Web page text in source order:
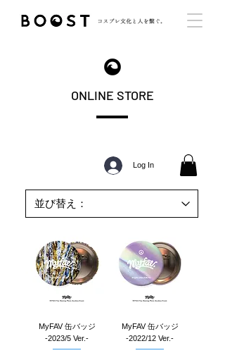
ONLINE STORE
Log In
MyFAV 缶バッジ
-2023/5 Ver.-
MyFAV 缶バッジ
-2022/12 Ver.-